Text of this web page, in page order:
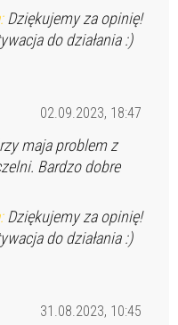
Dziękujemy za opinię!
do działania :)
02.09.2023, 18:47
maja problem z
Bardzo dobre
Dziękujemy za opinię!
do działania :)
31.08.2023, 10:45